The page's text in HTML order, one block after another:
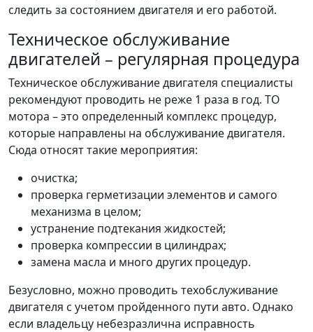
следить за состоянием двигателя и его работой.
Техническое обслуживание
двигателей – регулярная процедура
Техническое обслуживание двигателя специалисты
рекомендуют проводить не реже 1 раза в год. ТО
мотора – это определенный комплекс процедур,
которые направлены на обслуживание двигателя.
Сюда относят такие мероприятия:
очистка;
проверка герметизации элементов и самого
механизма в целом;
устранение подтекания жидкостей;
проверка компрессии в цилиндрах;
замена масла и много других процедур.
Безусловно, можно проводить техобслуживание
двигателя с учетом пройденного пути авто. Однако
если владельцу небезразлична исправность